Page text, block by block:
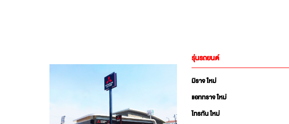
รุ่นรถยนต์
มิราจ ใหม่
แอททราจ ใหม่
ไทรทัน ใหม่